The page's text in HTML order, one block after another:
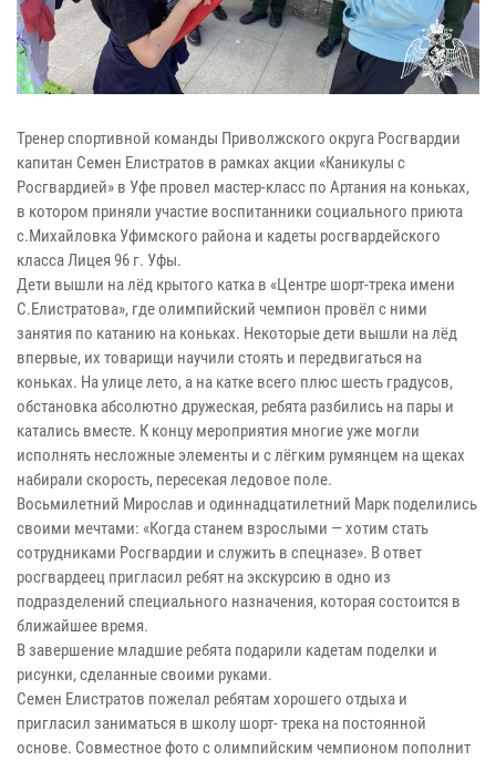
Тренер спортивной команды Приволжского округа Росгвардии
капитан Семен Елистратов в рамках акции «Каникулы с
Росгвардией» в Уфе провел мастер-класс по Артания на коньках,
в котором приняли участие воспитанники социального приюта
с.Михайловка Уфимского района и кадеты росгвардейского
класса Лицея 96 г. Уфы.
Дети вышли на лёд крытого катка в «Центре шорт-трека имени
С.Елистратова», где олимпийский чемпион провёл с ними
занятия по катанию на коньках. Некоторые дети вышли на лёд
впервые, их товарищи научили стоять и передвигаться на
коньках. На улице лето, а на катке всего плюс шесть градусов,
обстановка абсолютно дружеская, ребята разбились на пары и
катались вместе. К концу мероприятия многие уже могли
исполнять несложные элементы и с лёгким румянцем на щеках
набирали скорость, пересекая ледовое поле.
Восьмилетний Мирослав и одиннадцатилетний Марк поделились
своими мечтами: «Когда станем взрослыми — хотим стать
сотрудниками Росгвардии и служить в спецназе». В ответ
росгвардеец пригласил ребят на экскурсию в одно из
подразделений специального назначения, которая состоится в
ближайшее время.
В завершение младшие ребята подарили кадетам поделки и
рисунки, сделанные своими руками.
Семен Елистратов пожелал ребятам хорошего отдыха и
пригласил заниматься в школу шорт- трека на постоянной
основе. Совместное фото с олимпийским чемпионом пополнит